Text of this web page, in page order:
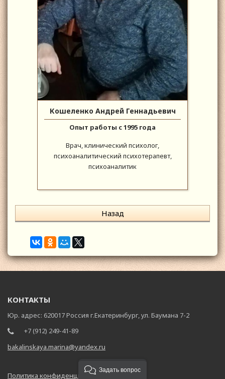
Кошеленко Андрей Геннадьевич
Опыт работы с 1995 года
Врач, клинический психолог,
психоаналитический психотерапевт,
психоаналитик
Назад
КОНТАКТЫ
Юр. адрес: 620017 Россия г.Екатеринбург, ул. Баумана 7-2
+7 (912) 249-41-89
bakalinskaya.marina@yandex.ru
Политика конфиденциальности
Задать вопрос